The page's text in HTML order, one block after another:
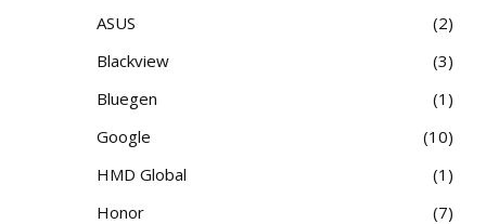
ASUS
2
Blackview
3
Bluegen
1
Google
10
HMD Global
1
Honor
7